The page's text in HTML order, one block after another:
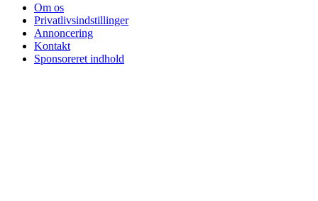
Om os
Privatlivsindstillinger
Annoncering
Kontakt
Sponsoreret indhold